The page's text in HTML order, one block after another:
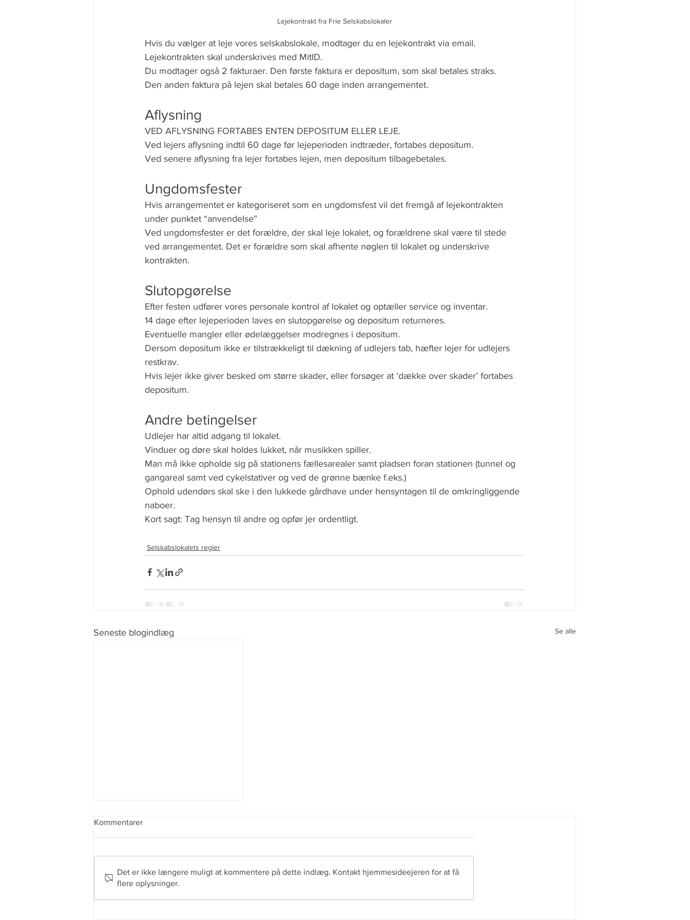
Lejekontrakt fra Frie Selskabslokaler
Hvis du vælger at leje vores selskabslokale, modtager du en lejekontrakt via email.
Lejekontrakten skal underskrives med MitID.
Du modtager også 2 fakturaer. Den første faktura er depositum, som skal betales straks.
Den anden faktura på lejen skal betales 60 dage inden arrangementet.
Aflysning
VED AFLYSNING FORTABES ENTEN DEPOSITUM ELLER LEJE.
Ved lejers aflysning indtil 60 dage før lejeperioden indtræder, fortabes depositum.
Ved senere aflysning fra lejer fortabes lejen, men depositum tilbagebetales.
Ungdomsfester
Hvis arrangementet er kategoriseret som en ungdomsfest vil det fremgå af lejekontrakten
under punktet “anvendelse”
Ved ungdomsfester er det forældre, der skal leje lokalet, og forældrene skal være til stede
ved arrangementet. Det er forældre som skal afhente nøglen til lokalet og underskrive
kontrakten.
Slutopgørelse
Efter festen udfører vores personale kontrol af lokalet og optæller service og inventar.
14 dage efter lejeperioden laves en slutopgørelse og depositum returneres.
Eventuelle mangler eller ødelæggelser modregnes i depositum.
Dersom depositum ikke er tilstrækkeligt til dækning af udlejers tab, hæfter lejer for udlejers
restkrav.
Hvis lejer ikke giver besked om større skader, eller forsøger at ‘dække over skader’ fortabes
depositum.
Andre betingelser
Udlejer har altid adgang til lokalet.
Vinduer og døre skal holdes lukket, når musikken spiller.
Man må ikke opholde sig på stationens fællesarealer samt pladsen foran stationen (tunnel og
gangareal samt ved cykelstativer og ved de grønne bænke f.eks.)
Ophold udendørs skal ske i den lukkede gårdhave under hensyntagen til de omkringliggende
naboer.
Kort sagt: Tag hensyn til andre og opfør jer ordentligt.
Selskabslokalets regler
Seneste blogindlæg Se alle
Ungdomsfester hos Frie
Kommentarer
Det er ikke længere muligt at kommentere på dette indlæg. Kontakt hjemmesideejeren for at få
flere oplysninger.